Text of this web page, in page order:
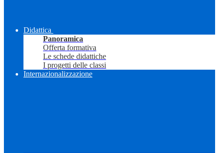
Didattica
Panoramica
Offerta formativa
Le schede didattiche
I progetti delle classi
Internazionalizzazione